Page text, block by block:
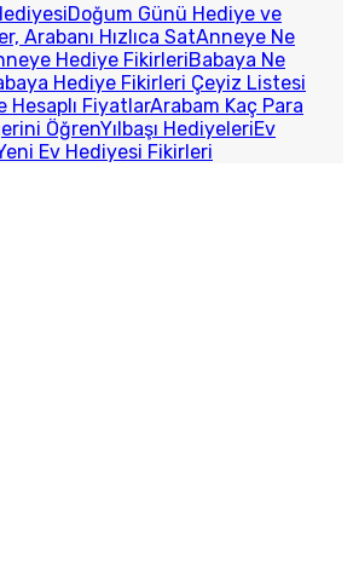
Doğum Günü Hediye ve
Arabanı Hızlıca SatAnneye Ne
Hediye FikirleriBabaya Ne
Hediye Fikirleri Çeyiz Listesi
FiyatlarArabam Kaç Para
ÖğrenYılbaşı HediyeleriEv
Ev Hediyesi Fikirleri